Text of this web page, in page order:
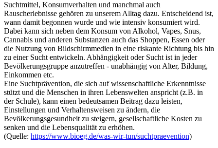
Suchtmittel, Konsumverhalten und manchmal auch
Rauscherlebnisse gehören zu unserem Alltag dazu. Entscheidend ist,
wann damit begonnen wurde und wie intensiv konsumiert wird.
Dabei kann sich neben dem Konsum von Alkohol, Vapes, Snus,
Cannabis und anderen Substanzen auch das Shoppen, Essen oder
die Nutzung von Bildschirmmedien in eine riskante Richtung bis hin
zu einer Sucht entwickeln. Abhängigkeit oder Sucht ist in jeder
Bevölkerungsgruppe anzutreffen - unabhängig von Alter, Bildung,
Einkommen etc.
Eine Suchtprävention, die sich auf wissenschaftliche Erkenntnisse
stützt und die Menschen in ihren Lebenswelten anspricht (z.B. in
der Schule), kann einen bedeutsamen Beitrag dazu leisten,
Einstellungen und Verhaltensweisen zu ändern, die
Bevölkerungsgesundheit zu steigern, gesellschaftliche Kosten zu
senken und die Lebensqualität zu erhöhen.
(Quelle: https://www.bioeg.de/was-wir-tun/suchtpraevention)